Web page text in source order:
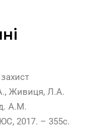
Живиця, Л.А.
А.М.
2017. – 355с.